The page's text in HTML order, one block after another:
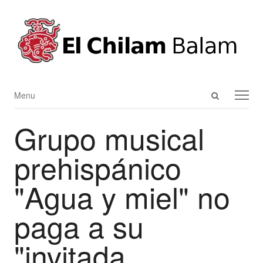
Open
Menu
Menu
Grupo musical
prehispánico
"Agua y miel" no
paga a su